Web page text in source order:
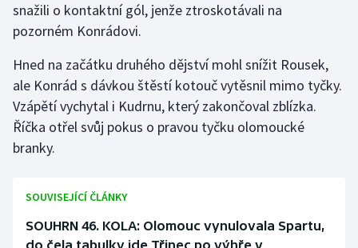
Vodní slalom
Ostatní
snažili o kontaktní gól, jenže ztroskotávali na
pozorném Konrádovi.
Hned na začátku druhého dějství mohl snížit Rousek,
ale Konrád s dávkou štěstí kotouč vytěsnil mimo tyčky.
Vzápětí vychytal i Kudrnu, který zakončoval zblízka.
Říčka otřel svůj pokus o pravou tyčku olomoucké
branky.
SOUVISEJÍCÍ ČLÁNKY
SOUHRN 46. KOLA: Olomouc vynulovala Spartu,
do čela tabulky jde Třinec po výhře v